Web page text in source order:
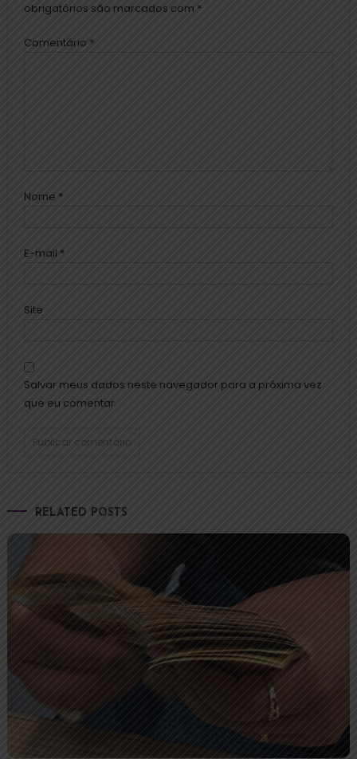
obrigatórios são marcados com *
Comentário *
Nome *
E-mail *
Site
Salvar meus dados neste navegador para a próxima vez
que eu comentar.
RELATED POSTS